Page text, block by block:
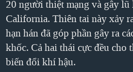
THỂ THAO
GIÁO DỤC
CHI PHÍ CHIẾN TRANH
CÁC GIÁ TRỊ CỘNG HÒA Ở VIỆT
THƯỢNG ĐỈNH TRUMP-KIM TẠI
TRỊNH VĨNH BÌNH VS. CHÍNH PHỦ
20 người thiệt mạng và gây
California. Thiên tai này xảy
hạn hán đã góp phần gây ra
khốc. Cả hai thái cực đều cho
biến đổi khí hậu.